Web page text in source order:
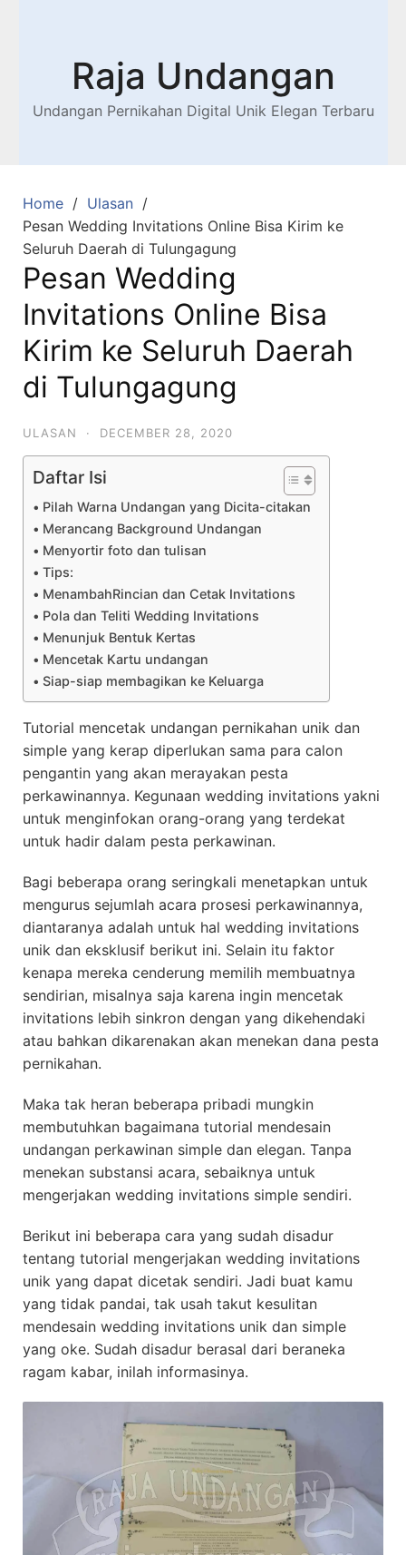
Raja Undangan
Undangan Pernikahan Digital Unik Elegan Terbaru
Home
Ulasan
Pesan Wedding Invitations Online Bisa Kirim ke
Seluruh Daerah di Tulungagung
Pesan Wedding
Invitations Online Bisa
Kirim ke Seluruh Daerah
di Tulungagung
ULASAN · DECEMBER 28, 2020
Daftar Isi
Pilah Warna Undangan yang Dicita-citakan
Merancang Background Undangan
Menyortir foto dan tulisan
Tips:
MenambahRincian dan Cetak Invitations
Pola dan Teliti Wedding Invitations
Menunjuk Bentuk Kertas
Mencetak Kartu undangan
Siap-siap membagikan ke Keluarga
Tutorial mencetak undangan pernikahan unik dan
simple yang kerap diperlukan sama para calon
pengantin yang akan merayakan pesta
perkawinannya. Kegunaan wedding invitations yakni
untuk menginfokan orang-orang yang terdekat
untuk hadir dalam pesta perkawinan.
Bagi beberapa orang seringkali menetapkan untuk
mengurus sejumlah acara prosesi perkawinannya,
diantaranya adalah untuk hal wedding invitations
unik dan eksklusif berikut ini. Selain itu faktor
kenapa mereka cenderung memilih membuatnya
sendirian, misalnya saja karena ingin mencetak
invitations lebih sinkron dengan yang dikehendaki
atau bahkan dikarenakan akan menekan dana pesta
pernikahan.
Maka tak heran beberapa pribadi mungkin
membutuhkan bagaimana tutorial mendesain
undangan perkawinan simple dan elegan. Tanpa
menekan substansi acara, sebaiknya untuk
mengerjakan wedding invitations simple sendiri.
Berikut ini beberapa cara yang sudah disadur
tentang tutorial mengerjakan wedding invitations
unik yang dapat dicetak sendiri. Jadi buat kamu
yang tidak pandai, tak usah takut kesulitan
mendesain wedding invitations unik dan simple
yang oke. Sudah disadur berasal dari beraneka
ragam kabar, inilah informasinya.